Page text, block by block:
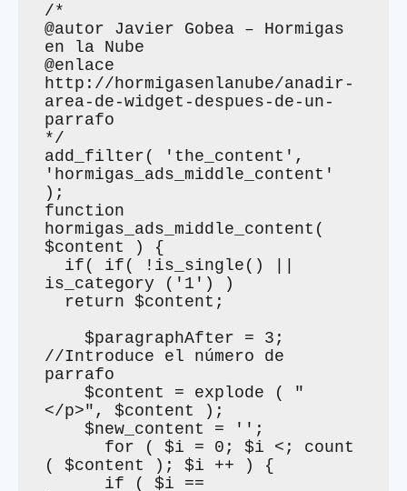
/*
@autor Javier Gobea – Hormigas
en la Nube
@enlace
http://hormigasenlanube/anadir-
area-de-widget-despues-de-un-
parrafo
*/
add_filter( 'the_content',
'hormigas_ads_middle_content'
);
function
hormigas_ads_middle_content(
$content ) {
is_category ('1') )
    $paragraphAfter = 3;
//Introduce el número de
parrafo
    $content = explode ( "
</p>", $content );
    $new_content = '';
( $content ); $i ++ ) {